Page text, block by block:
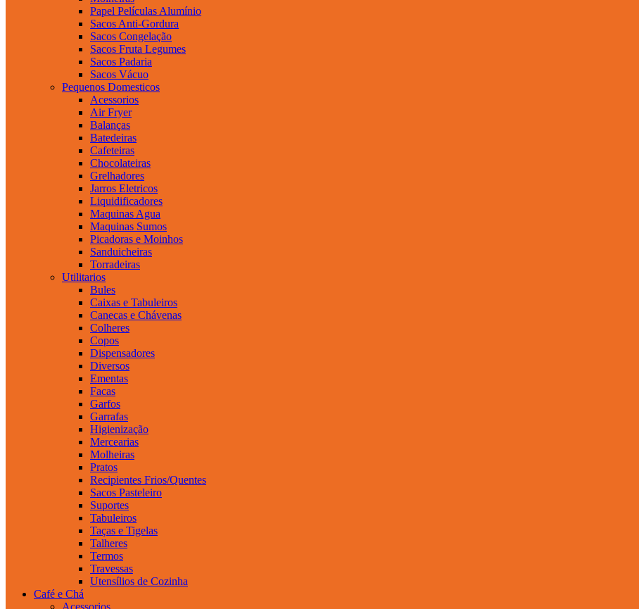
Papel Películas Alumínio
Sacos Anti-Gordura
Sacos Congelação
Sacos Fruta Legumes
Sacos Padaria
Sacos Vácuo
Pequenos Domesticos
Acessorios
Air Fryer
Balanças
Batedeiras
Cafeteiras
Chocolateiras
Grelhadores
Jarros Eletricos
Liquidificadores
Maquinas Agua
Maquinas Sumos
Picadoras e Moinhos
Sanduicheiras
Torradeiras
Utilitarios
Bules
Caixas e Tabuleiros
Canecas e Chávenas
Colheres
Copos
Dispensadores
Diversos
Ementas
Facas
Garfos
Garrafas
Higienização
Mercearias
Molheiras
Pratos
Recipientes Frios/Quentes
Sacos Pasteleiro
Suportes
Tabuleiros
Taças e Tigelas
Talheres
Termos
Travessas
Utensílios de Cozinha
Café e Chá
Acessorios